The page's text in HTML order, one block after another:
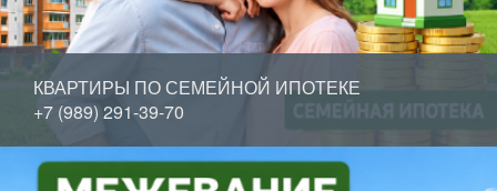
КВАРТИРЫ ПО СЕМЕЙНОЙ ИПОТЕКЕ
+7 (989) 291-39-70